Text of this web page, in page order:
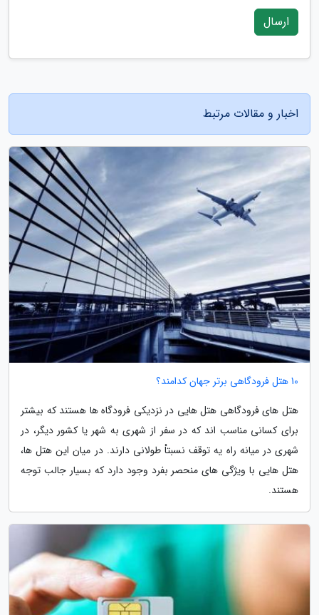
ارسال
اخبار و مقالات مرتبط
10 هتل فرودگاهی برتر جهان کدامند؟
هتل های فرودگاهی هتل هایی در نزدیکی فرودگاه ها هستند که بیشتر
برای کسانی مناسب اند که در سفر از شهری به شهر یا کشور دیگر، در
شهری در میانه راه یه توقف نسبتاْ طولانی دارند. در میان این هتل ها،
هتل هایی با ویژگی های منحصر بفرد وجود دارد که بسیار جالب توجه
هستند.